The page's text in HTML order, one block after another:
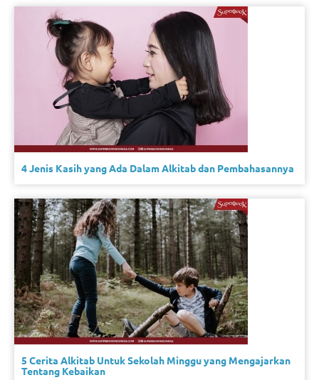
4 Jenis Kasih yang Ada Dalam Alkitab dan Pembahasannya
5 Cerita Alkitab Untuk Sekolah Minggu yang Mengajarkan
Tentang Kebaikan